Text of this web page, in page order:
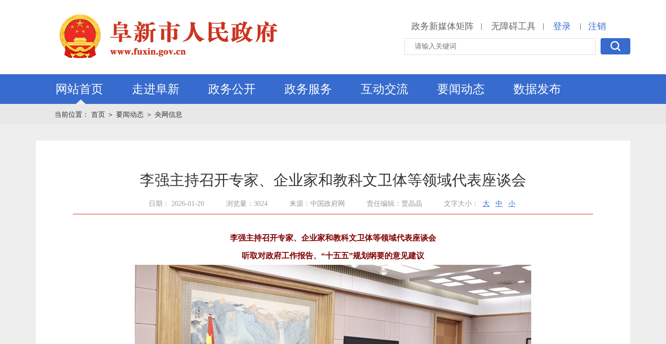
政务新媒体矩阵 | 无障碍工具 | 登录 | 注销
网站首页 走进阜新 政务公开 政务服务 互动交流 要闻动态 数据发布
当前位置： 首页 ＞ 要闻动态 ＞ 央网信息
李强主持召开专家、企业家和教科文卫体等领域代表座谈会
日期： 2026-01-20 浏览量：3024 来源：中国政府网 责任编辑：贾晶晶 文字大小： 大 中 小
李强主持召开专家、企业家和教科文卫体等领域代表座谈会
听取对政府工作报告、“十五五”规划纲要的意见建议